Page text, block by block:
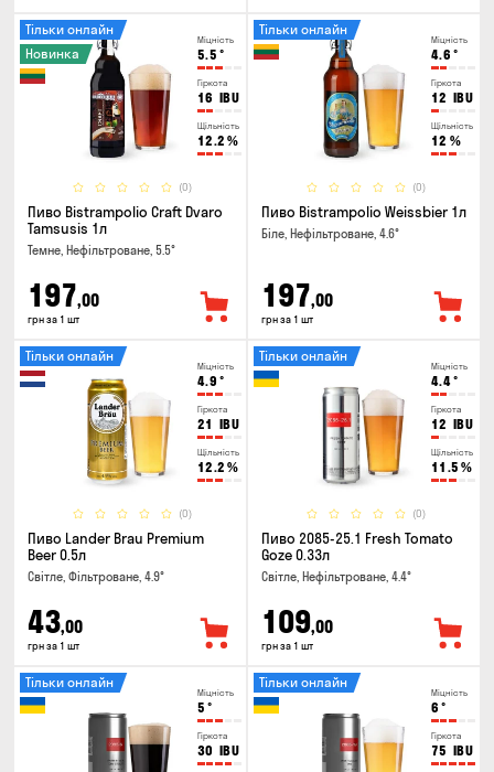
Міцність
5.5 °
Гіркота
16 IBU
Щільність
12.2 %
(0)
Тільки онлайн
Новинка
Пиво Bistrampolio Craft Dvaro
Tamsusis 1л
Темне, Нефільтроване, 5.5°
197,00
грн за 1 шт
Міцність
4.6 °
Гіркота
12 IBU
Щільність
12 %
(0)
Тільки онлайн
Пиво Bistrampolio Weissbier 1л
Біле, Нефільтроване, 4.6°
197,00
грн за 1 шт
Міцність
4.9 °
Гіркота
21 IBU
Щільність
12.2 %
(0)
Тільки онлайн
Пиво Lander Brau Premium
Beer 0.5л
Світле, Фільтроване, 4.9°
43,00
грн за 1 шт
Міцність
4.4°
Гіркота
12 IBU
Щільність
11.5 %
(0)
Тільки онлайн
Пиво 2085-25.1 Fresh Tomato
Goze 0.33л
Світле, Нефільтроване, 4.4°
109,00
грн за 1 шт
Міцність
5 °
Гіркота
30 IBU
Тільки онлайн
Міцність
6 °
Гіркота
75 IBU
Тільки онлайн